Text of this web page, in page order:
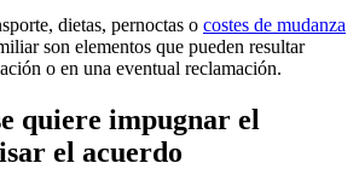
dietas, pernoctas o costes de mudanza
son elementos que pueden resultar
o en una eventual reclamación.
quiere impugnar el
el acuerdo